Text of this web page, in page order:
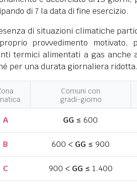
di 7 la data di fine esercizio.
di situazioni climatiche
provvedimento motivato,
termici alimentati a gas anche
per una durata giornaliera ridotta.
Comuni con
gradi-giorno
A GG ≤ 600
B 600 < GG ≤ 900
C 900 < GG ≤ 1.400